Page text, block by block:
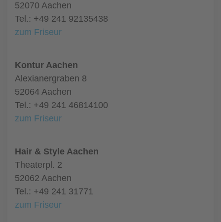
52070 Aachen
Tel.: +49 241 92135438
zum Friseur
Kontur Aachen
Alexianergraben 8
52064 Aachen
Tel.: +49 241 46814100
zum Friseur
Hair & Style Aachen
Theaterpl. 2
52062 Aachen
Tel.: +49 241 31771
zum Friseur